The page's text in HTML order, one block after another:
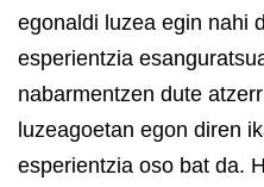
egonaldi luzea egin nahi
esperientzia
nabarmentzen dute
luzeagoetan egon diren
esperientzia oso bat da.